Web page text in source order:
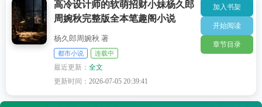
高冷设计师的软萌招财小妹杨久郎
周婉秋完整版全本笔趣阁小说
杨久郎周婉秋 著
都市小说 连载中
最近更新：全文
更新时间：2026-07-05 20:39:41
加入书架
开始阅读
章节目录